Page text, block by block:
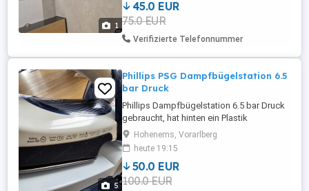
1
45.0 EUR
75.0 EUR
Verifizierte Telefonnummer
5
Phillips PSG Dampfbügelstation 6.5
bar Druck
Phillips Dampfbügelstation 6.5 bar Druck
gebraucht, hat hinten ein Plastik
gebrochen, hat aber kein Einfluss aufs
Bügeln, rin Optisch. Funktioniert
Einwandfrei.
Hohenems, Vorarlberg
heute 19:15
50.0 EUR
100.0 EUR